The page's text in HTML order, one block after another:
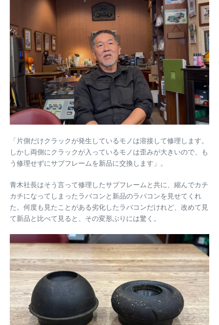
「片側だけクラックが発生しているモノは溶接して修理します。
しかし両側にクラックが入っているモノは歪みが大きいので、も
う修理せずにサブフレームを新品に交換します」。
青木社長はそう言って修理したサブフレームと共に、縮んでカチ
カチになってしまったラバコンと新品のラバコンを見せてくれ
た。何度も見たことがある劣化したラバコンだけれど、改めて見
て新品と比べて見ると、その変形ぶりには驚く。